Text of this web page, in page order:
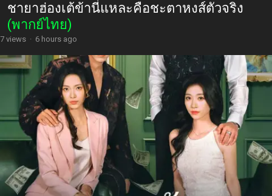
ชายาฮ่องเต้ข้านี่แหละคือชะตาหงส์ตัวจริง
(พากย์ไทย)
7 views · 6 hours ago